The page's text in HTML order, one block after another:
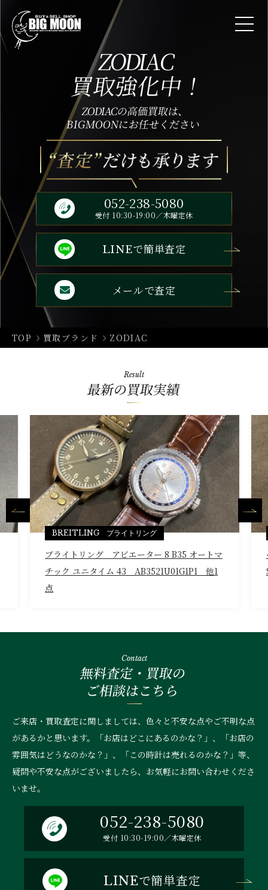
ZODIAC
買取強化中！
ZODIACの高価買取は、
BIGMOONにお任せください
052-238-5080
受付 10:30-19:00／木曜定休
LINEで簡単査定
メールで査定
TOP 買取ブランド ZODIAC
Result
最新の買取実績
BREITLING ブライトリング
ブライトリング アビエーター 8 B35 オートマ
チック ユニタイム 43 AB3521U01G1P1 他1
点
Contact
無料査定・買取の
ご相談はこちら
ご来店・買取査定に関しましては、色々と不安な点やご不明な点
があるかと思います。「お店はどこにあるのかな？」、
「お店の
雰囲気はどうなのかな？」、「この時計は売れるのかな？」等、
疑問や不安な点がございましたら、お気軽にお問い合わせくださ
いませ。
052-238-5080
受付 10:30-19:00／木曜定休
LINEで簡単査定